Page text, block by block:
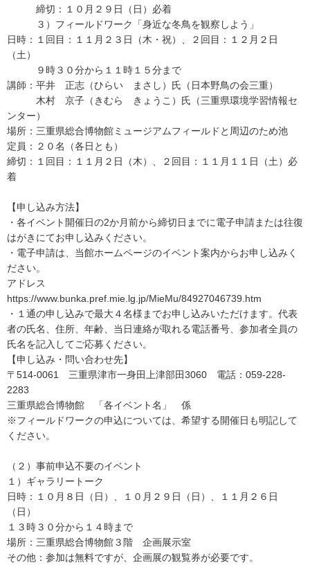
締切：１０月２９日（日）必着
３）フィールドワーク「身近な冬鳥を観察しよう」
日時：１回目：１１月２３日（木・祝）、２回目：１２月２日
（土）
９時３０分から１１時１５分まで
講師：平井 正志（ひらい まさし）氏（日本野鳥の会三重）
木村 京子（きむら きょうこ）氏（三重県環境学習情報セ
ンター）
場所：三重県総合博物館ミュージアムフィールドと周辺のため池
定員：２０名（各日とも）
締切：１回目：１１月２日（木）、２回目：１１月１１日（土）必
着
【申し込み方法】
・各イベント開催日の2か月前から締切日までに電子申請または往復
はがきにてお申し込みください。
・電子申請は、当館ホームページのイベント案内からお申し込みく
ださい。
アドレス
https://www.bunka.pref.mie.lg.jp/MieMu/84927046739.htm
・１通の申し込みで最大４名様までお申し込みいただけます。代表
者の氏名、住所、年齢、当日連絡が取れる電話番号、参加者全員の
氏名を記入してご応募ください。
【申し込み・問い合わせ先】
〒514-0061 三重県津市一身田上津部田3060 電話：059-228-
2283
三重県総合博物館 「各イベント名」 係
※フィールドワークの申込については、希望する開催日も明記して
ください。
（２）事前申込不要のイベント
１）ギャラリートーク
日時：１０月８日（日）、１０月２９日（日）、１１月２６日
（日）
１３時３０分から１４時まで
場所：三重県総合博物館３階 企画展示室
その他：参加は無料ですが、企画展の観覧券が必要です。